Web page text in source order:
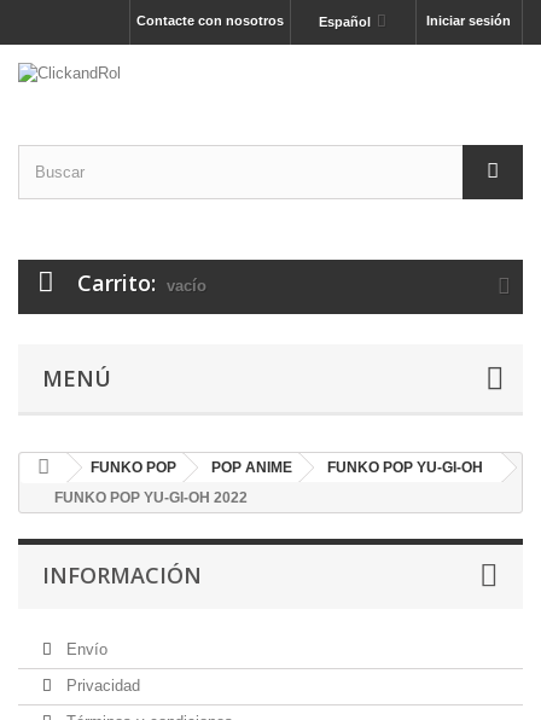
Iniciar sesión
Español
Contacte con nosotros
Carrito: vacío
MENÚ
FUNKO POP POP ANIME
FUNKO POP YU-GI-OH
FUNKO POP YU-GI-OH 2022
INFORMACIÓN
Envío
Privacidad